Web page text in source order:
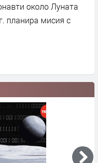
около Луната
планира мисия с